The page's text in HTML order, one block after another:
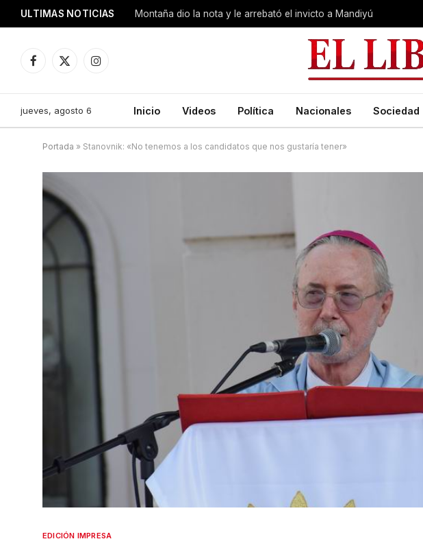
ULTIMAS NOTICIAS Montaña dio la nota y le arrebató el invicto a Mandiyú
Facebook
X
Instagram
jueves, agosto 6 Inicio Videos Política Nacionales Sociedad
Portada » Stanovnik: «No tenemos a los candidatos que nos gustaría tener»
EDICIÓN IMPRESA